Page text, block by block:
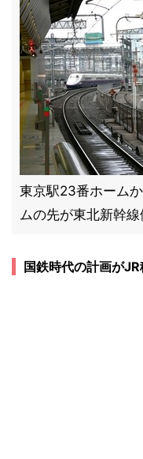
東京駅23番ホーム
ムの先が東北新幹
国鉄時代の計画が